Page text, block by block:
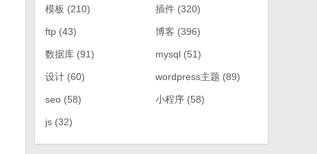
模板 (210) 插件 (320)
ftp(43) 博客 (396)
数据库(91) mysql (51)
设计(60) wordpress主题 (89)
seo(58) 小程序 (58)
js(32)